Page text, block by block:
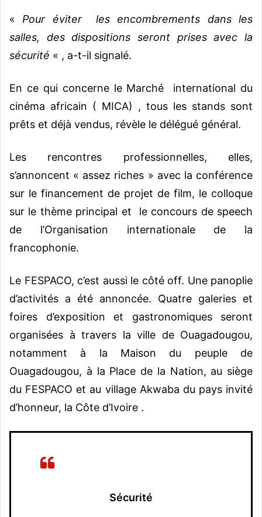
« Pour éviter les encombrements dans les
salles, des dispositions seront prises avec la
sécurité « , a-t-il signalé.
En ce qui concerne le Marché international du
cinéma africain ( MICA) , tous les stands sont
prêts et déjà vendus, révèle le délégué général.
Les rencontres professionnelles, elles,
s’annoncent « assez riches » avec la conférence
sur le financement de projet de film, le colloque
sur le thème principal et le concours de speech
de l’Organisation internationale de la
francophonie.
Le FESPACO, c’est aussi le côté off. Une panoplie
d’activités a été annoncée. Quatre galeries et
foires d’exposition et gastronomiques seront
organisées à travers la ville de Ouagadougou,
notamment à la Maison du peuple de
Ouagadougou, à la Place de la Nation, au siège
du FESPACO et au village Akwaba du pays invité
d’honneur, la Côte d’Ivoire .
Sécurité